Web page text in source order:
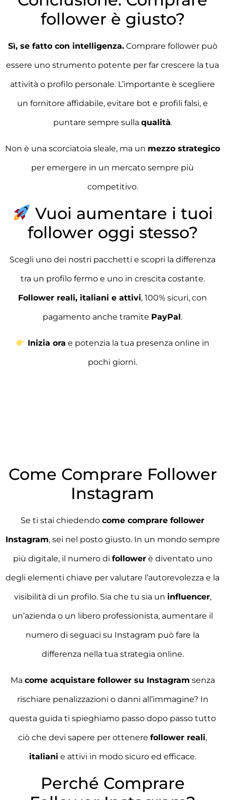
follower è giusto?
Sì, se fatto con intelligenza.Comprare follower può
essere uno strumento potente per far crescere la tua
attività o profilo personale. L’importante è scegliere
un fornitore affidabile, evitare bot e profili falsi, e
puntare sempre sulla qualità.
Non è una scorciatoia sleale, ma un mezzo strategico
per emergere in un mercato sempre più
competitivo.
Vuoi aumentare i tuoi
follower oggi stesso?
Scegli uno dei nostri pacchetti e scopri la differenza
tra un profilo fermo e uno in crescita costante.
Follower reali, italiani e attivi, 100% sicuri, con
pagamento anche tramite PayPal.
Inizia ora e potenzia la tua presenza online in
pochi giorni.
Come Comprare Follower
Instagram
Se ti stai chiedendo come comprare follower
Instagram, sei nel posto giusto. In un mondo sempre
più digitale, il numero di followerè diventato uno
degli elementi chiave per valutare l’autorevolezza e la
visibilità di un profilo. Sia che tu sia un influencer,
un’azienda o un libero professionista, aumentare il
numero di seguaci su Instagram può fare la
differenza nella tua strategia online.
Ma come acquistare follower su Instagram senza
rischiare penalizzazioni o danni all’immagine? In
questa guida ti spieghiamo passo dopo passo tutto
ciò che devi sapere per ottenere follower reali,
italiani e attivi in modo sicuro ed efficace.
Perché Comprare